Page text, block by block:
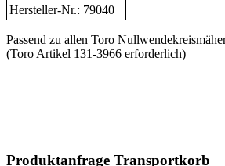
Hersteller-Nr.: 79040
Passend zu allen Toro
(Toro Artikel 131-3966 erforderlich)
Produktanfrage Transportkorb